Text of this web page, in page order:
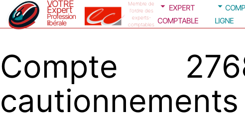
VOTRE
Expert
Profession
libérale
Membre de
l'ordre des
experts-
comptables
expert
comptable
ligne
Compte
cautionnements